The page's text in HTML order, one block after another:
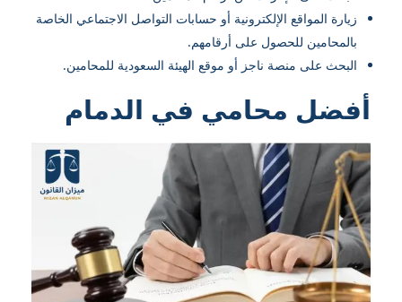
زيارة المواقع الإلكترونية أو حسابات التواصل الاجتماعي الخاصة
بالمحامين للحصول على أرقامهم.
البحث على منصة ناجز أو موقع الهيئة السعودية للمحامين.
أفضل محامي في الدمام